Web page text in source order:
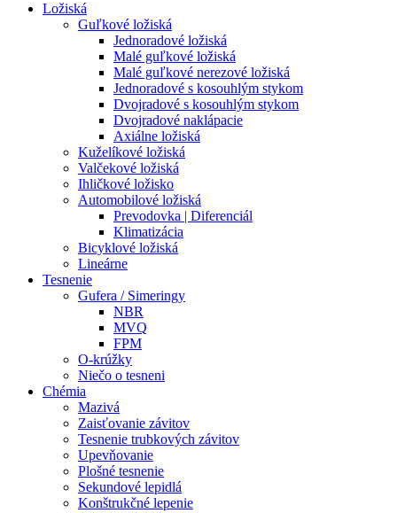
Ložiská
Guľkové ložiská
Jednoradové ložiská
Malé guľkové ložiská
Malé guľkové nerezové ložiská
Jednoradové s kosouhlým stykom
Dvojradové s kosouhlým stykom
Dvojradové naklápacie
Axiálne ložiská
Kuželíkové ložiská
Valčekové ložiská
Ihličkové ložisko
Automobilové ložiská
Prevodovka | Diferenciál
Klimatizácia
Bicyklové ložiská
Lineárne
Tesnenie
Gufera / Simeringy
NBR
MVQ
FPM
O-krúžky
Niečo o tesneni
Chémia
Mazivá
Zaisťovanie závitov
Tesnenie trubkových závitov
Upevňovanie
Plošné tesnenie
Sekundové lepidlá
Konštrukčné lepenie